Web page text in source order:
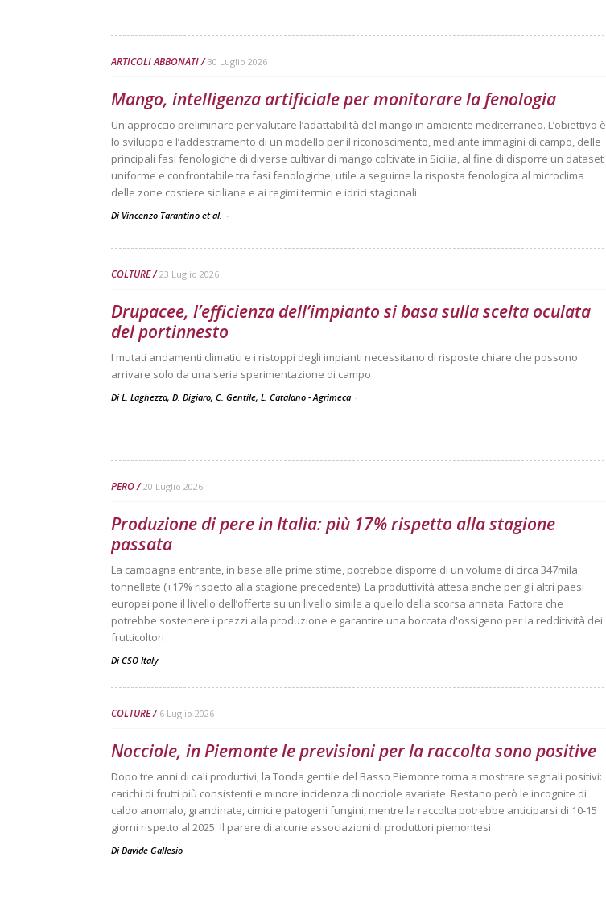
ARTICOLI ABBONATI 30 Luglio 2026
Mango, intelligenza artificiale per monitorare la fenologia
Un approccio preliminare per valutare l’adattabilità del mango in ambiente mediterraneo. L’obiettivo è
lo sviluppo e l’addestramento di un modello per il riconoscimento, mediante immagini di campo, delle
principali fasi fenologiche di diverse cultivar di mango coltivate in Sicilia, al fine di disporre un dataset
uniforme e confrontabile tra fasi fenologiche, utile a seguirne la risposta fenologica al microclima
delle zone costiere siciliane e ai regimi termici e idrici stagionali
Di Vincenzo Tarantino et al. -
COLTURE 23 Luglio 2026
Drupacee, l’efficienza dell’impianto si basa sulla scelta oculata
del portinnesto
I mutati andamenti climatici e i ristoppi degli impianti necessitano di risposte chiare che possono
arrivare solo da una seria sperimentazione di campo
Di L. Laghezza, D. Digiaro, C. Gentile, L. Catalano - Agrimeca -
PERO 20 Luglio 2026
Produzione di pere in Italia: più 17% rispetto alla stagione
passata
La campagna entrante, in base alle prime stime, potrebbe disporre di un volume di circa 347mila
tonnellate (+17% rispetto alla stagione precedente). La produttività attesa anche per gli altri paesi
europei pone il livello dell’offerta su un livello simile a quello della scorsa annata. Fattore che
potrebbe sostenere i prezzi alla produzione e garantire una boccata d'ossigeno per la redditività dei
frutticoltori
Di CSO Italy
COLTURE 6 Luglio 2026
Nocciole, in Piemonte le previsioni per la raccolta sono positive
Dopo tre anni di cali produttivi, la Tonda gentile del Basso Piemonte torna a mostrare segnali positivi:
carichi di frutti più consistenti e minore incidenza di nocciole avariate. Restano però le incognite di
caldo anomalo, grandinate, cimici e patogeni fungini, mentre la raccolta potrebbe anticiparsi di 10-15
giorni rispetto al 2025. Il parere di alcune associazioni di produttori piemontesi
Di Davide Gallesio